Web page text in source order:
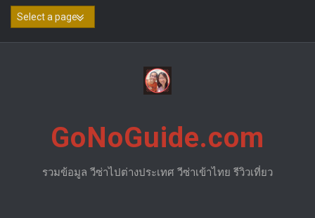
Skip
GoNoGuide.com
รวมข้อมูล วีซ่าไปต่างประเทศ วีซ่าเข้าไทย รีวิวเที่ยว